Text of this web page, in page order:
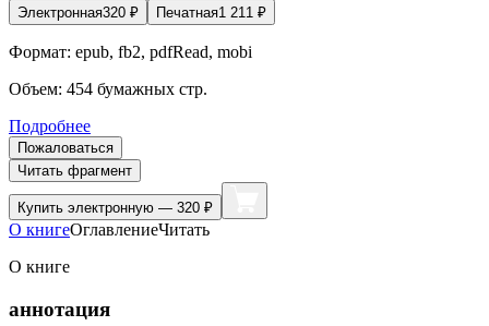
Электронная320 ₽ Печатная1 211 ₽
Формат: epub, fb2, pdfRead, mobi
Объем: 454 бумажных стр.
Подробнее
Пожаловаться
Читать фрагмент
Купить электронную — 320 ₽
О книгеОглавлениеЧитать
О книге
аннотация